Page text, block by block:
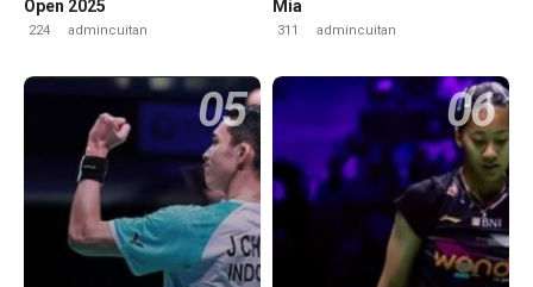
Open 2025
224 admincuitan
Mia
311 admincuitan